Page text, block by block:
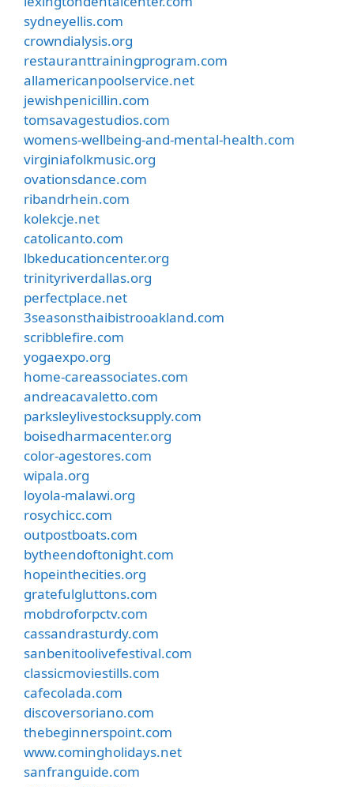
sydneyellis.com
crowndialysis.org
restauranttrainingprogram.com
allamericanpoolservice.net
jewishpenicillin.com
tomsavagestudios.com
womens-wellbeing-and-mental-health.com
virginiafolkmusic.org
ovationsdance.com
ribandrhein.com
kolekcje.net
catolicanto.com
lbkeducationcenter.org
trinityriverdallas.org
perfectplace.net
3seasonsthaibistrooakland.com
scribblefire.com
yogaexpo.org
home-careassociates.com
andreacavaletto.com
parksleylivestocksupply.com
boisedharmacenter.org
color-agestores.com
wipala.org
loyola-malawi.org
rosychicc.com
outpostboats.com
bytheendoftonight.com
hopeinthecities.org
gratefulgluttons.com
mobdroforpctv.com
cassandrasturdy.com
sanbenitoolivefestival.com
classicmoviestills.com
cafecolada.com
discoversoriano.com
thebeginnerspoint.com
www.comingholidays.net
sanfranguide.com